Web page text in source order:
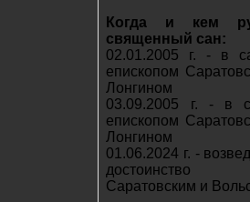
Когда и кем
священный сан:
02.01.2005 г. - в
епископом
Лонгином
03.09.2005 г. - в
епископом
Лонгином
01.06.2024 г. -
достоинство
Саратовским и